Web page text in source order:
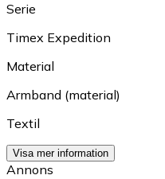
Serie
Timex Expedition
Material
Armband (material)
Textil
Visa mer information
Annons